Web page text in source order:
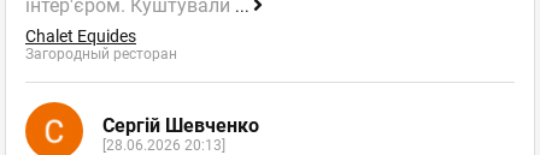
інтер'єром. Куштували ...
Chalet Equides
Загородный ресторан
Сергій Шевченко
[28.06.2026 20:13]